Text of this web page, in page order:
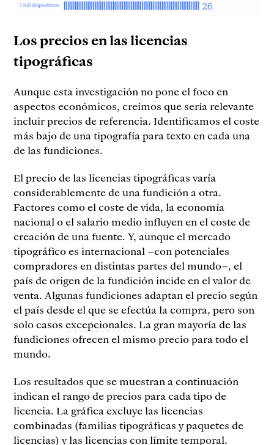
Los precios en las licencias
tipográficas
Aunque esta investigación no pone el foco en
aspectos económicos, creímos que sería relevante
incluir precios de referencia. Identificamos el coste
más bajo de una tipografía para texto en cada una
de las fundiciones.
El precio de las licencias tipográficas varía
considerablemente de una fundición a otra.
Factores como el coste de vida, la economía
nacional o el salario medio influyen en el coste de
creación de una fuente. Y, aunque el mercado
tipográfico es internacional –con potenciales
compradores en distintas partes del mundo–, el
país de origen de la fundición incide en el valor de
venta. Algunas fundiciones adaptan el precio según
el país desde el que se efectúa la compra, pero son
solo casosexcepcionales. La gran mayoría de las
fundiciones ofrecen el mismo precio para todo el
mundo.
Los resultados que se muestran a continuación
indican el rango de precios para cada tipo de
licencia. La gráfica excluye las licencias
combinadas (familias tipográficas y paquetes de
licencias) y las licencias con límite temporal.